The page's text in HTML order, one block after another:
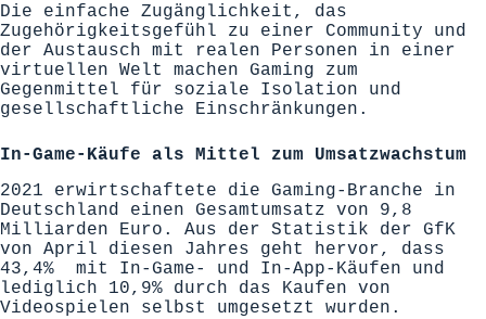
Die einfache Zugänglichkeit, das
Zugehörigkeitsgefühl zu einer Community und
der Austausch mit realen Personen in einer
virtuellen Welt machen Gaming zum
Gegenmittel für soziale Isolation und
gesellschaftliche Einschränkungen.
In-Game-Käufe als Mittel zum Umsatzwachstum
2021 erwirtschaftete die Gaming-Branche in
Deutschland einen Gesamtumsatz von 9,8
Milliarden Euro. Aus der Statistik der GfK
von April diesen Jahres geht hervor, dass
43,4% mit In-Game- und In-App-Käufen und
lediglich 10,9% durch das Kaufen von
Videospielen selbst umgesetzt wurden.